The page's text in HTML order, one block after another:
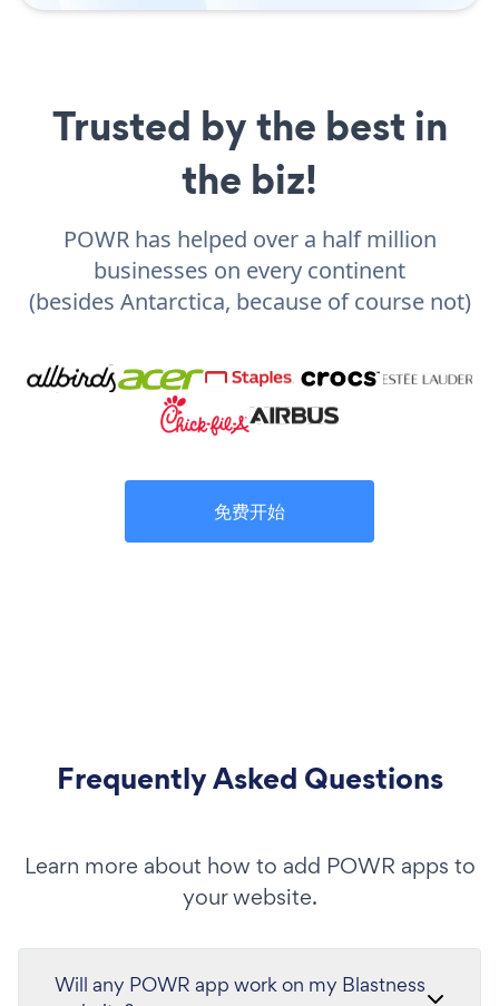
Trusted by the best in
the biz!
POWR has helped over a half million
businesses on every continent
(besides Antarctica, because of course not)
免费开始
Frequently Asked Questions
Learn more about how to add POWR apps to
your website.
Will any POWR app work on my Blastness